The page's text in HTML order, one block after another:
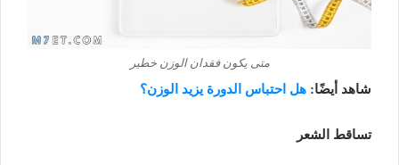
متى يكون فقدان الوزن خطير
شاهد أيضًا: هل احتباس الدورة يزيد الوزن؟
تساقط الشعر